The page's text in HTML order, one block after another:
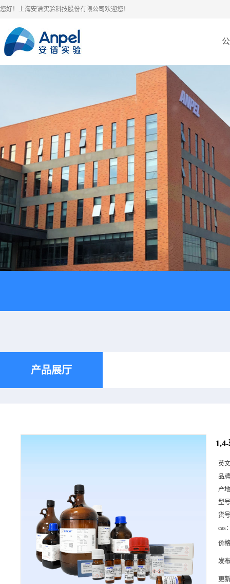
您好！上海安谱实验科技股份有限公司欢迎您！
产品展厅
英
品
产
型
货
cas
价
发
更